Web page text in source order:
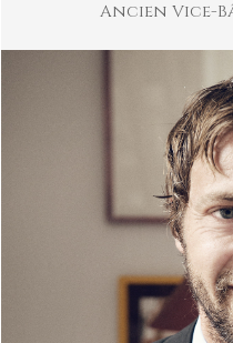
Ancien Vice-